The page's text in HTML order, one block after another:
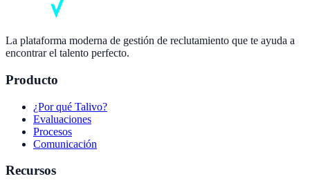
La plataforma moderna de gestión de reclutamiento que te ayuda a
encontrar el talento perfecto.
Producto
¿Por qué Talivo?
Evaluaciones
Procesos
Comunicación
Recursos